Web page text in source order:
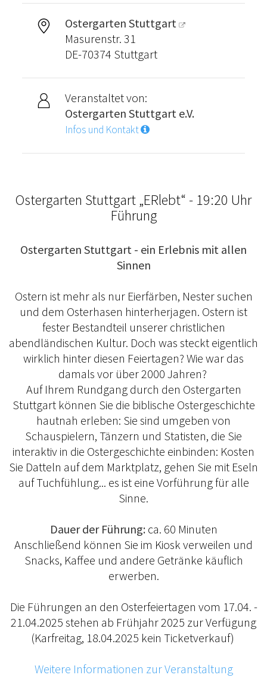
Ostergarten Stuttgart
Masurenstr. 31
DE-70374 Stuttgart
Veranstaltet von:
Ostergarten Stuttgart e.V.
Infos und Kontakt
Ostergarten Stuttgart „ERlebt“ - 19:20 Uhr
Führung
Ostergarten Stuttgart - ein Erlebnis mit allen
Sinnen
Ostern ist mehr als nur Eierfärben, Nester suchen
und dem Osterhasen hinterherjagen. Ostern ist
fester Bestandteil unserer christlichen
abendländischen Kultur. Doch was steckt eigentlich
wirklich hinter diesen Feiertagen? Wie war das
damals vor über 2000 Jahren?
Auf Ihrem Rundgang durch den Ostergarten
Stuttgart können Sie die biblische Ostergeschichte
hautnah erleben: Sie sind umgeben von
Schauspielern, Tänzern und Statisten, die Sie
interaktiv in die Ostergeschichte einbinden: Kosten
Sie Datteln auf dem Marktplatz, gehen Sie mit Eseln
auf Tuchfühlung... es ist eine Vorführung für alle
Sinne.
Dauer der Führung:ca. 60 Minuten
Anschließend können Sie im Kiosk verweilen und
Snacks, Kaffee und andere Getränke käuflich
erwerben.
Die Führungen an den Osterfeiertagen vom 17.04. -
21.04.2025 stehen ab Frühjahr 2025 zur Verfügung
(Karfreitag, 18.04.2025 kein Ticketverkauf)
Weitere Informationen zur Veranstaltung